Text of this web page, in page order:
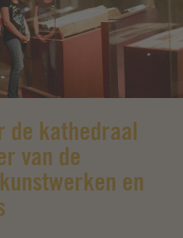
de kathedraal
van de
en